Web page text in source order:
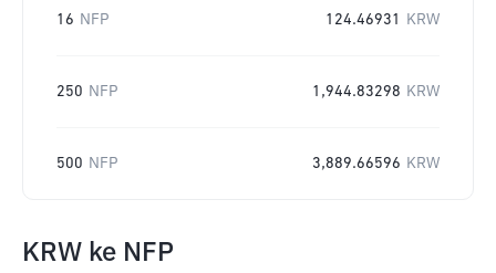
16 NFP 124.46931 KRW
250 NFP 1,944.83298 KRW
500 NFP 3,889.66596 KRW
KRW ke NFP